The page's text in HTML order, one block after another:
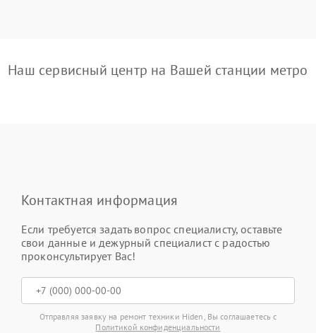
Наш сервисный центр на Вашей станции метро
Контактная информация
Если требуется задать вопрос специалисту, оставьте
свои данные и дежурный специалист с радостью
проконсультирует Вас!
Отправляя заявку на ремонт техники Hiden, Вы соглашаетесь с
Политикой конфиденциальности